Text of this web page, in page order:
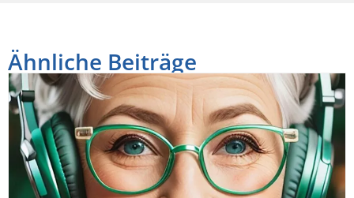
Ähnliche Beiträge